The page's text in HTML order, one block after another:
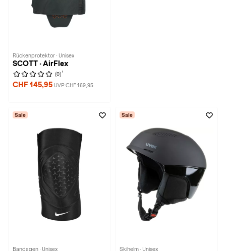
Rückenprotektor · Unisex
SCOTT · AirFlex
(0) 1
CHF 145,95 UVP CHF 169,95
Sale
Bandagen · Unisex
Sale
Skihelm · Unisex